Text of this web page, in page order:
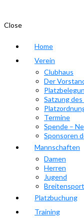
Close
Home
Verein
Clubhaus
Der
Satzung
Termine
Spende –
Sponsoren
Mannschaften
Damen
Herren
Jugend
Breitensport
Platzbuchung
Training